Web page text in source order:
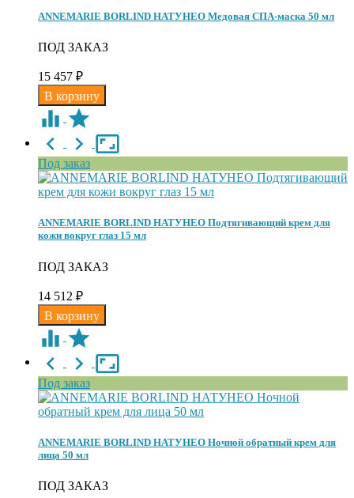
ANNEMARIE BORLIND НАТУНЕО Медовая СПА-маска 50 мл
ПОД ЗАКАЗ
15 457 ₽
Под заказ
ANNEMARIE BORLIND НАТУНЕО Подтягивающий крем для
кожи вокруг глаз 15 мл
ПОД ЗАКАЗ
14 512 ₽
Под заказ
ANNEMARIE BORLIND НАТУНЕО Ночной обратный крем для
лица 50 мл
ПОД ЗАКАЗ